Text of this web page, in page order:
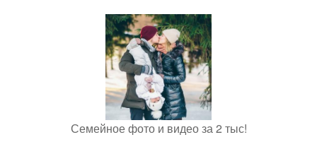
Семейное фото и видео за 2 тыс!